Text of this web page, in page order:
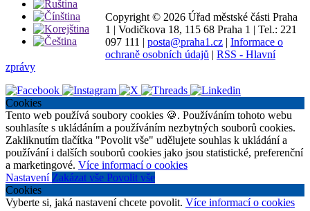
Copyright © 2026 Úřad městské části Praha
1 | Vodičkova 18, 115 68 Praha 1 | Tel.: 221
097 111 | posta@praha1.cz | Informace o
ochraně osobních údajů | RSS - Hlavní
zprávy
Cookies
Tento web používá soubory cookies 🍪. Používáním tohoto webu
souhlasíte s ukládáním a používáním nezbytných souborů cookies.
Zakliknutím tlačítka "Povolit vše" udělujete souhlas k ukládání a
používání i dalších souborů cookies jako jsou statistické, preferenční
a marketingové. Více informací o cookies
Nastavení Zakázat vše Povolit vše
Cookies
Vyberte si, jaká nastavení chcete povolit. Více informací o cookies